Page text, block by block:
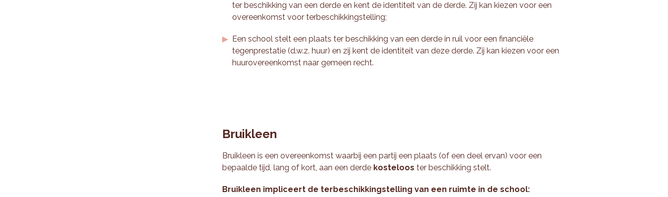
ter beschikking van een derde en kent de identiteit van de derde. Zij kan kiezen voor een
overeenkomst voor terbeschikkingstelling;
Een school stelt een plaats ter beschikking van een derde in ruil voor een financiële
tegenprestatie (d.w.z. huur) en zij kent de identiteit van deze derde. Zij kan kiezen voor een
huurovereenkomst naar gemeen recht.
Bruikleen
Bruikleen is een overeenkomst waarbij een partij een plaats (of een deel ervan) voor een
bepaalde tijd, lang of kort, aan een derde kostelooster beschikking stelt.
Bruikleen impliceert de terbeschikkingstelling van een ruimte in de school: